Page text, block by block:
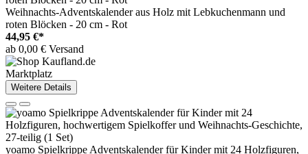
Weihnachts-Adventskalender aus Holz mit Lebkuchenmann und
roten Blöcken - 20 cm - Rot
44,95 €*
ab 0,00 € Versand
Marktplatz
Weitere Details
yoamo Spielkrippe Adventskalender für Kinder mit 24 Holzfiguren,